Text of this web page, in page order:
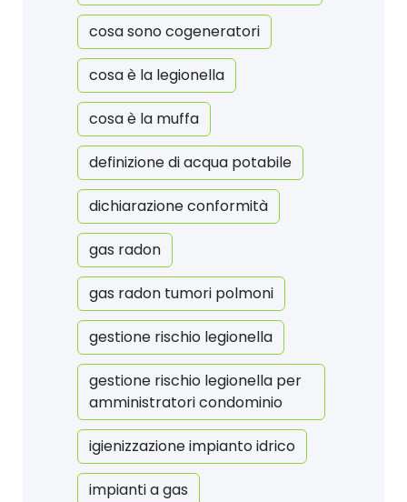
cosa sono cogeneratori
cosa è la legionella
cosa è la muffa
definizione di acqua potabile
dichiarazione conformità
gas radon
gas radon tumori polmoni
gestione rischio legionella
gestione rischio legionella per
amministratori condominio
igienizzazione impianto idrico
impianti a gas